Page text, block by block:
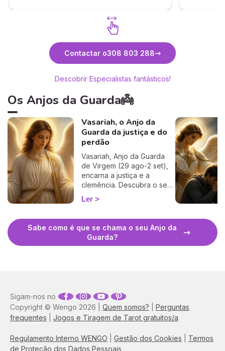
Contactar o308 803 288
Descobrir Especialistas fantásticos!
Os Anjos da Guarda👼
Vasariah, o Anjo da
Guarda da justiça e do
perdão
Vasariah, Anjo da Guarda
de Virgem (29 ago-2 set),
encarna a justiça e a
clemência. Descubra o seu
período, oração, dias de
regência e como invocá-lo.
Ler
Sabe como é que se chama o seu Anjo da
Guarda?
Copyright © Wengo 2026 | Quem somos?
Perguntas
frequentes
Jogos e Tiragem de Tarot gratuitos/a
Regulamento Interno WENGO Gestão dos Cookies
Termos
de Proteção dos Dados Pessoais
Sigam-nos no